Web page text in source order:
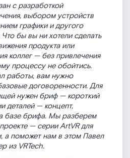
с разработкой
выбором устройств
графики и другого
бы вы ни хотели сделать
продукта или
коллег — без привлечения
процессу не обойтись.
работы, вам нужно
договоренности. Для
нужен бриф — короткий
деталей — концепт,
базе брифа. Мы разберем
— серии ArtVR для
а поможет нам в этом Павел
из VRTech.